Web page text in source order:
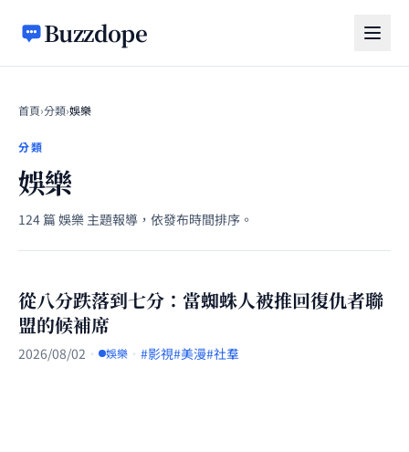
Buzzdope
首頁›分類›娛樂
分類
娛樂
124 篇 娛樂 主題報導，依發布時間排序。
從八分跌落到七分：當蜘蛛人被推回復仇者聯
盟的候補席
2026/08/02 · 娛樂 · #影視#美漫#社羣